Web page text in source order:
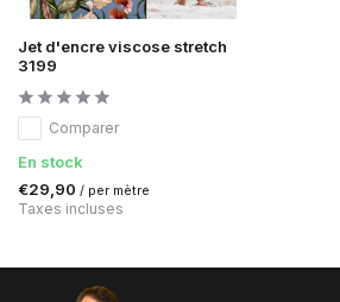
Jet d'encre viscose stretch
3199
Comparer
En stock
€29,90 / per mètre
Taxes incluses